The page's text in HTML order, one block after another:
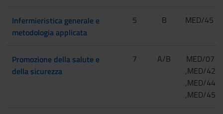
[Matricole pari]
Infermieristica generale e
metodologia applicata
[Matricole dispari]
[Matricole pari]
5 B MED/45
Promozione della salute e
della sicurezza[Matricole dispari]
7 A/B
MED/07
,MED/42
,MED/44
,MED/45